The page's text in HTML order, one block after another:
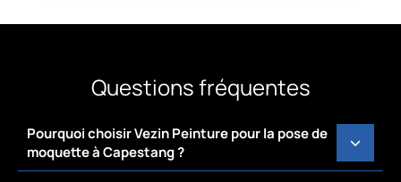
Questions fréquentes
Pourquoi choisir Vezin Peinture pour la pose de
moquette à Capestang ?